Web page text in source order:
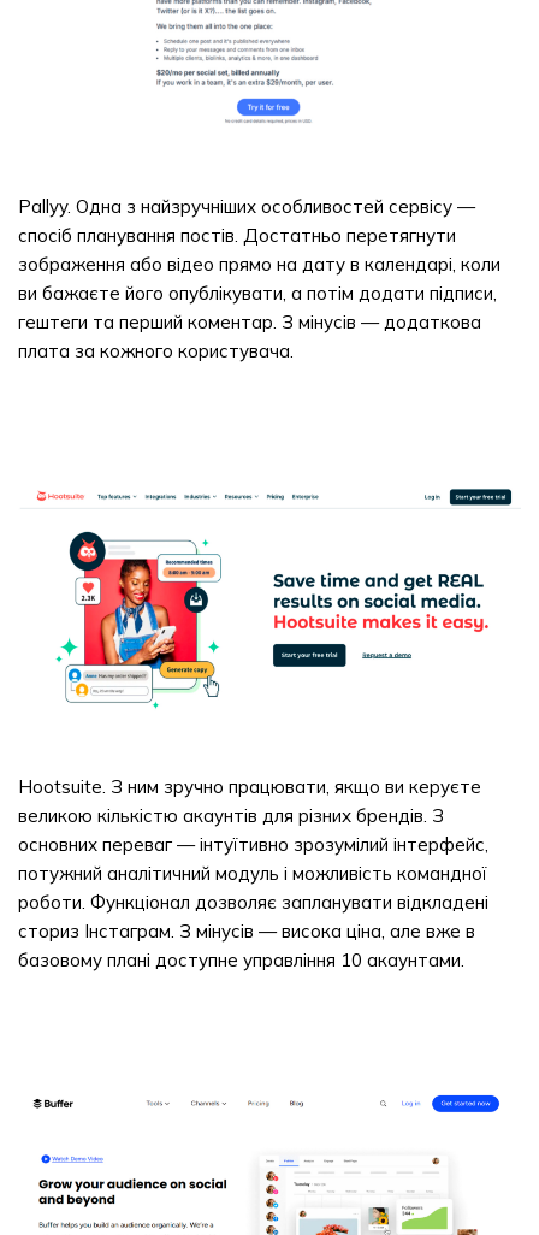
Pallyy. Одна з найзручніших особливостей сервісу —
спосіб планування постів. Достатньо перетягнути
зображення або відео прямо на дату в календарі, коли
ви бажаєте його опублікувати, а потім додати підписи,
гештеги та перший коментар. З мінусів — додаткова
плата за кожного користувача.
Hootsuite. З ним зручно працювати, якщо ви керуєте
великою кількістю акаунтів для різних брендів. З
основних переваг — інтуїтивно зрозумілий інтерфейс,
потужний аналітичний модуль і можливість командної
роботи. Функціонал дозволяє запланувати відкладені
сториз Інстаграм. З мінусів — висока ціна, але вже в
базовому плані доступне управління 10 акаунтами.